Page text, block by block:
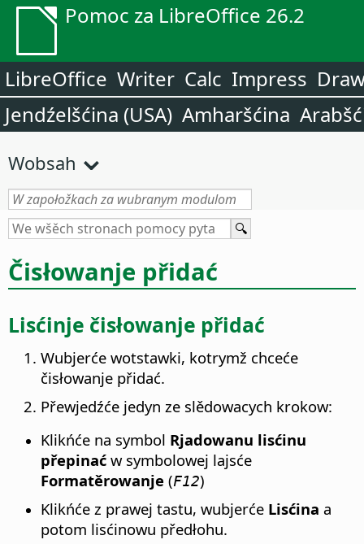
Pomoc za LibreOffice 26.2
LibreOffice Writer Calc Impress
Jendźelšćina (USA) Amharšćina
Wobsah
Čisłowanje přidać
Lisćinje čisłowanje přidać
Wubjerće wotstawki, kotrymž chceće
čisłowanje přidać.
Přewjedźće jedyn ze slědowacych krokow:
Klikńće na symbol Rjadowanu lisćinu
přepinać w symbolowej lajsće
Formatěrowanje (F12)
Klikńće z prawej tastu, wubjerće Lisćina a
potom lisćinowu předłohu.